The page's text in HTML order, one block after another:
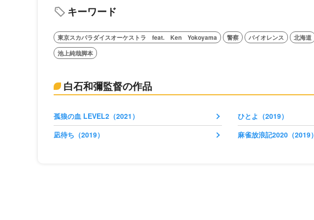
キーワード
東京スカパラダイスオーケストラ feat. Ken Yokoyama 警察 バイオレンス 北海道
池上純哉脚本
白石和彌監督の作品
孤狼の血 LEVEL2（2021）
ひとよ（2019）
凪待ち（2019）
麻雀放浪記2020（2019）